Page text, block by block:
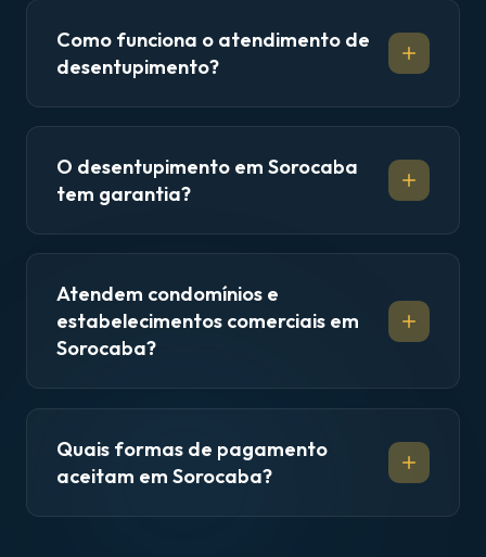
Como funciona o atendimento de
desentupimento?
O desentupimento em Sorocaba
tem garantia?
Atendem condomínios e
estabelecimentos comerciais em
Sorocaba?
Quais formas de pagamento
aceitam em Sorocaba?